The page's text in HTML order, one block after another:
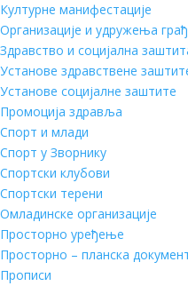
Културне манифестације
Организације и удружења
Здравство и социјална
Установе здравствене
Установе социјалне заштите
Промоција здравља
Спорт и млади
Спорт у Зворнику
Спортски клубови
Спортски терени
Омладинске организације
Просторно уређење
Просторно – планска
Прописи